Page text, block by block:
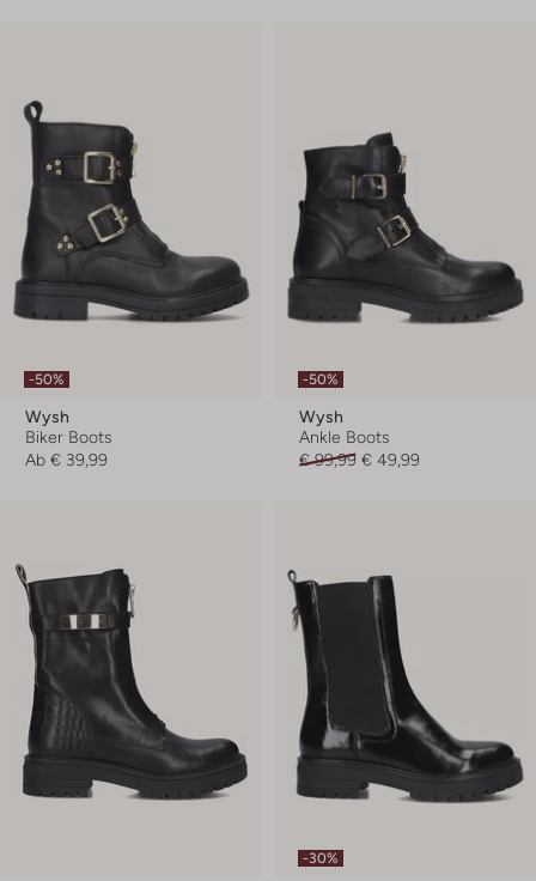
-50%
Wysh
Biker Boots
Ab € 39,99
-50%
Wysh
Ankle Boots
€ 99,99 € 49,99
-30%